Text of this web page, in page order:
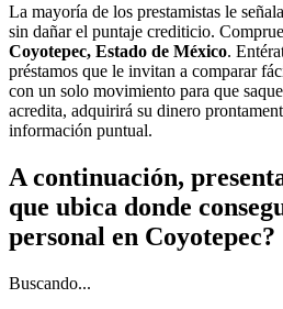
La mayoría de los prestamistas le
sin dañar el puntaje crediticio.
Coyotepec, Estado de México.
préstamos que le invitan a comparar
con un solo movimiento para que
acredita, adquirirá su dinero
información puntual.
A continuación,
que ubica donde
personal en Coyotepec?
Buscando...